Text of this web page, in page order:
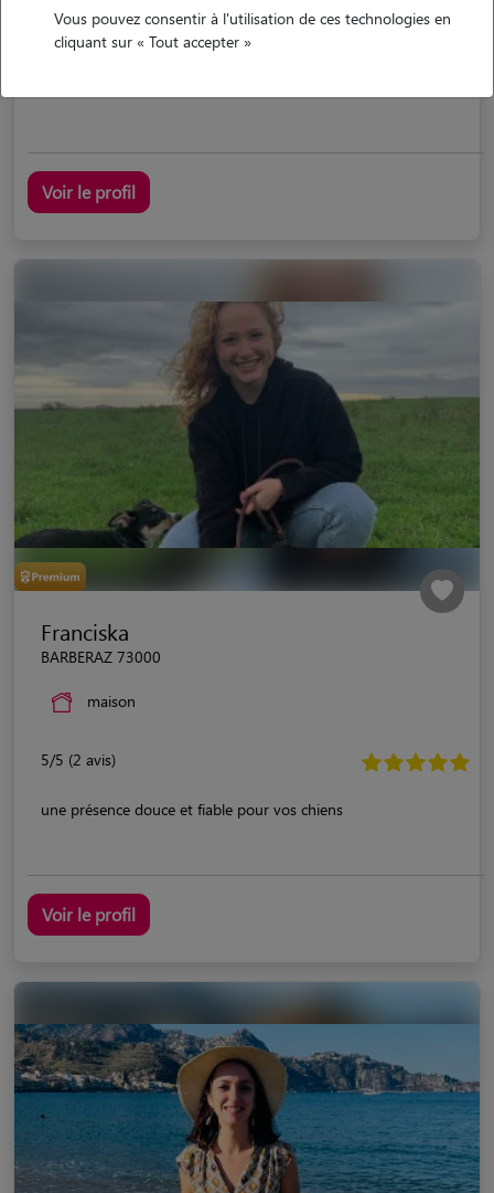
Voir le profil
Franciska
BARBERAZ 73000
maison
5/5 (2 avis)
une présence douce et fiable pour vos chiens
Voir le profil
Vous pouvez consentir à l'utilisation de ces technologies en
cliquant sur « Tout accepter »